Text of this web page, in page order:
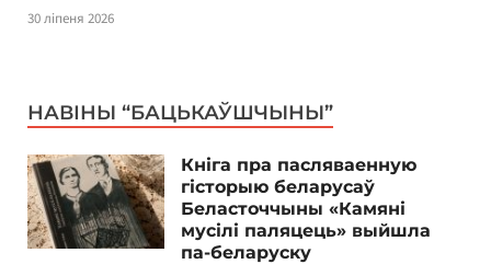
30 ліпеня 2026
НАВІНЫ “БАЦЬКАЎШЧЫНЫ”
Кніга пра пасляваенную
гісторыю беларусаў
Беласточчыны «Камяні
мусілі паляцець» выйшла
па-беларуску